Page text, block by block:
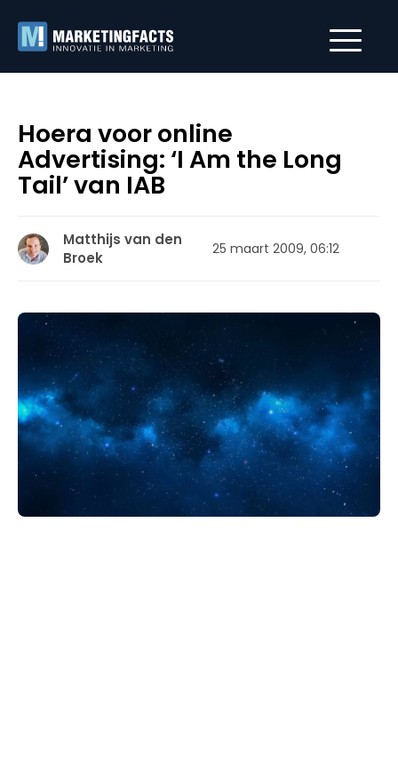
Hoera voor online
Advertising: ‘I Am the Long
Tail’ van IAB
Matthijs van den
Broek
25 maart 2009, 06:12